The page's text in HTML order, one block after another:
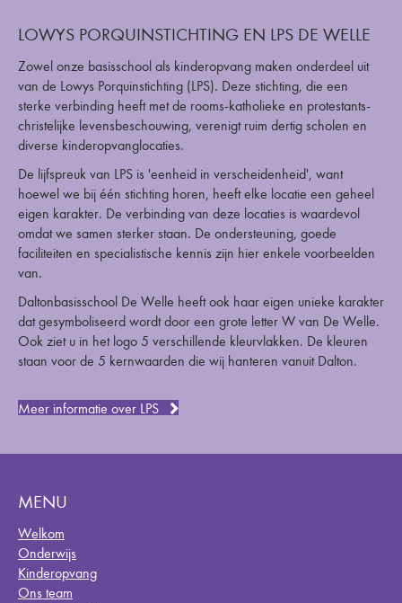
LOWYS PORQUINSTICHTING EN LPS DE WELLE
Zowel onze basisschool als kinderopvang maken onderdeel uit
van de Lowys Porquinstichting (LPS). Deze stichting, die een
sterke verbinding heeft met de rooms-katholieke en protestants-
christelijke levensbeschouwing, verenigt ruim dertig scholen en
diverse kinderopvanglocaties.
De lijfspreuk van LPS is 'eenheid in verscheidenheid', want
hoewel we bij één stichting horen, heeft elke locatie een geheel
eigen karakter. De verbinding van deze locaties is waardevol
omdat we samen sterker staan. De ondersteuning, goede
faciliteiten en specialistische kennis zijn hier enkele voorbeelden
van.
Daltonbasisschool De Welle heeft ook haar eigen unieke karakter
dat gesymboliseerd wordt door een grote letter W van De Welle.
Ook ziet u in het logo 5 verschillende kleurvlakken. De kleuren
staan voor de 5 kernwaarden die wij hanteren vanuit Dalton.
Meer informatie over LPS
MENU
Welkom
Onderwijs
Kinderopvang
Ons team